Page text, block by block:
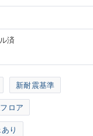
済
新耐震基準
ロア
り